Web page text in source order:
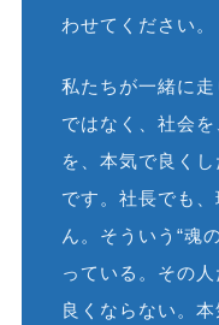
わせてください。
私たちが一緒に
ではなく、社会
を、本気で良く
です。社長でも
ん。そういう“魂
っている。その
良くならない。